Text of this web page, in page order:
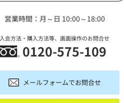
営業時間：月～日 10:00～18:00
入会方法・購入方法等、画面操作のお問合せ
0120-575-109
メールフォームでお問合せ